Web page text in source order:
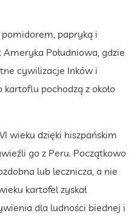
papryką i
Południowa, gdzie
cywilizacje Inków i
pochodzą z około
wieku dzięki hiszpańskim
go z Peru. Początkowo
lub lecznicza, a nie
kartofel zyskał
dla ludności biednej i